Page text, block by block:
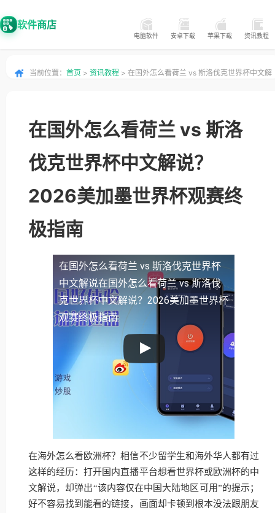
软件商店
电脑软件 安卓下载 苹果下载 资讯教程
当前位置： 首页 > 资讯教程 > 在国外怎么看荷兰 vs 斯洛伐克世界杯中文解
在国外怎么看荷兰 vs 斯洛
伐克世界杯中文解说？
2026美加墨世界杯观赛终
极指南
在国外怎么看荷兰 vs 斯洛伐克世界杯
中文解说在国外怎么看荷兰 vs 斯洛伐
克世界杯中文解说？2026美加墨世界杯
观赛终极指南
在海外怎么看欧洲杯？相信不少留学生和海外华人都有过
这样的经历：打开国内直播平台想看世界杯或欧洲杯的中
文解说，却弹出“该内容仅在中国大陆地区可用”的提示；
好不容易找到能看的链接，画面却卡顿到根本没法跟朋友